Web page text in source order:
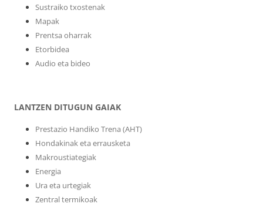
Sustraiko txostenak
Mapak
Prentsa oharrak
Etorbidea
Audio eta bideo
LANTZEN DITUGUN GAIAK
Prestazio Handiko Trena (AHT)
Hondakinak eta errausketa
Makroustiategiak
Energia
Ura eta urtegiak
Zentral termikoak